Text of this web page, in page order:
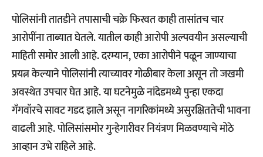
पोलिसांनी तातडीने तपासाची चक्रे फिरवत काही तासांतच चार
आरोपींना ताब्यात घेतले. यातील काही आरोपी अल्पवयीन असल्याची
माहिती समोर आली आहे. दरम्यान, एका आरोपीने पळून जाण्याचा
प्रयत्न केल्याने पोलिसांनी त्याच्यावर गोळीबार केला असून तो जखमी
अवस्थेत उपचार घेत आहे. या घटनेमुळे नांदेडमध्ये पुन्हा एकदा
गँगवॉरचे सावट गडद झाले असून नागरिकांमध्ये असुरक्षिततेची भावना
वाढली आहे. पोलिसांसमोर गुन्हेगारीवर नियंत्रण मिळवण्याचे मोठे
आव्हान उभे राहिले आहे.